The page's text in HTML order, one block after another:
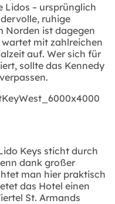
Lidos – ursprünglich
ruhige
Norden ist dagegen
mit zahlreichen
auf. Wer sich für
sollte das Kennedy
Keys sticht durch
dank großer
man hier praktisch
das Hotel einen
St. Armands